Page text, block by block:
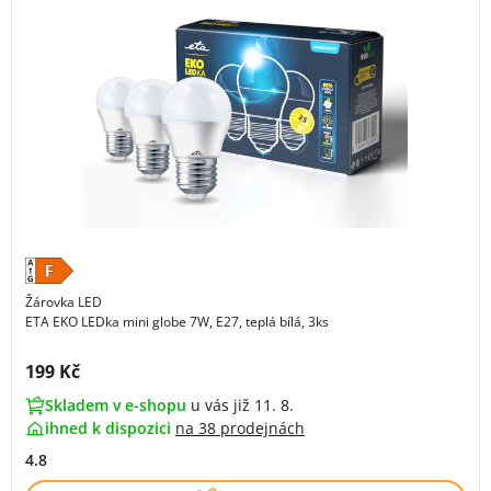
Žárovka LED
ETA EKO LEDka mini globe 7W, E27, teplá bílá, 3ks
Cena s DPH:
199 Kč
Skladem v e-shopu u vás již 11. 8.
ihned k dispozici na 38 prodejnách
4.8